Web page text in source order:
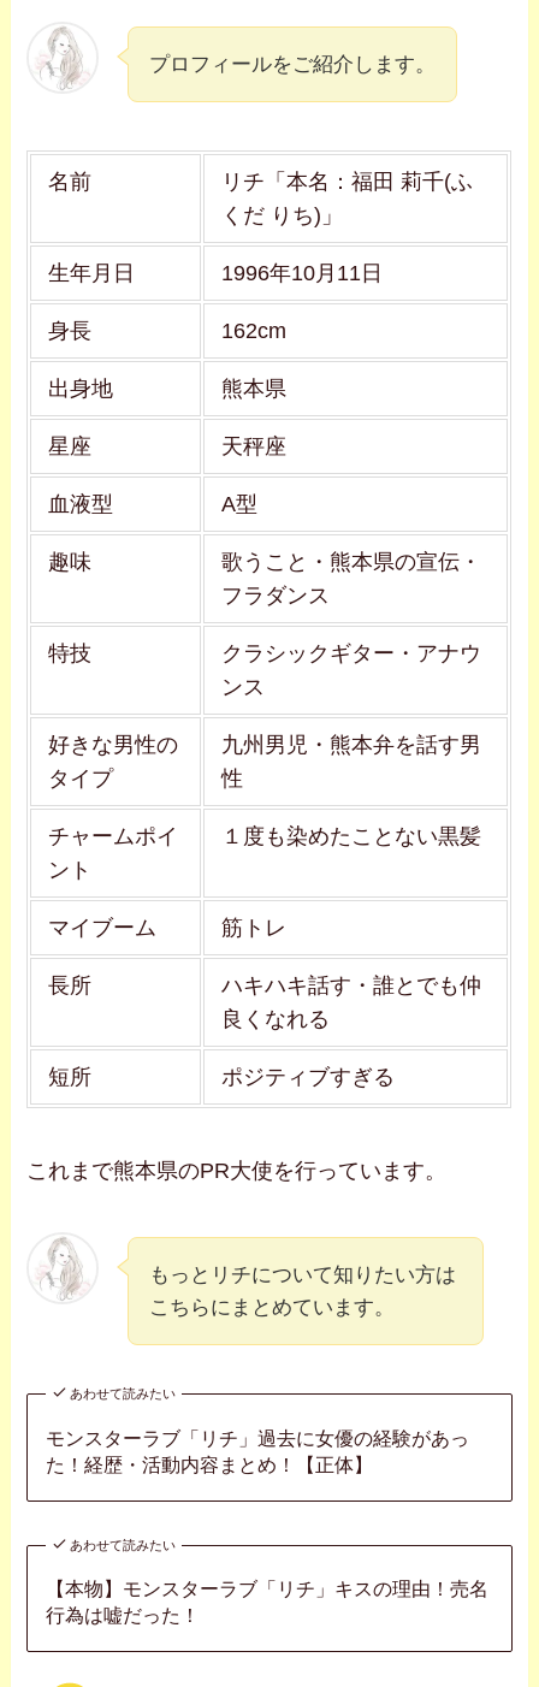
プロフィールをご紹介します。
名前
リチ「本名：福田 莉千(ふ
くだ りち)」
生年月日 1996年10月11日
身長 162cm
出身地 熊本県
星座 天秤座
血液型 A型
趣味
歌うこと・熊本県の宣伝・
フラダンス
特技
クラシックギター・アナウ
ンス
好きな男性の
タイプ
九州男児・熊本弁を話す男
性
チャームポイ
ント
１度も染めたことない黒髪
マイブーム 筋トレ
長所
ハキハキ話す・誰とでも仲
良くなれる
短所 ポジティブすぎる
これまで熊本県のPR大使を行っています。
もっとリチについて知りたい方は
こちらにまとめています。
あわせて読みたい
モンスターラブ「リチ」過去に女優の経験があっ
た！経歴・活動内容まとめ！【正体】
あわせて読みたい
【本物】モンスターラブ「リチ」キスの理由！売名
行為は嘘だった！